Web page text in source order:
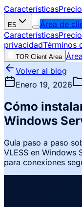
Características
ES Área de
Características
privacidadTérminos
TOR Client Area
Volver al blog
Enero 19, 2026
Cómo
Windows
Guía paso a paso
VLESS en Windows
para conexiones